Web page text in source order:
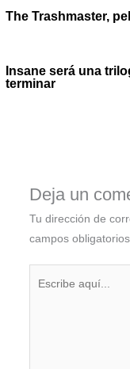
The Trashmaster,
Insane será una
terminar
Deja un
Tu dirección de
campos